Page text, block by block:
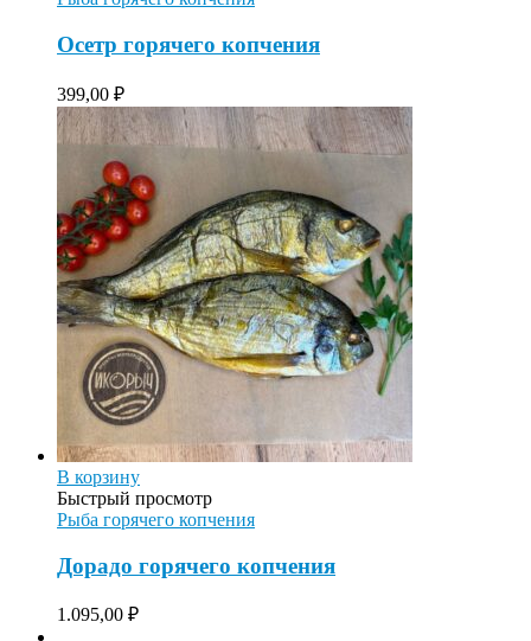
Осетр горячего копчения
399,00 ₽
В корзину
Быстрый просмотр
Рыба горячего копчения
Дорадо горячего копчения
1.095,00 ₽